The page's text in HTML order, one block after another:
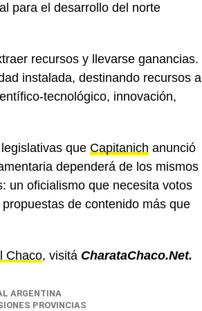
para el desarrollo del norte
recursos y llevarse ganancias.
instalada, destinando recursos a
tecnológico, innovación,
que Capitanich anunció
dependerá de los mismos
un oficialismo que necesita votos
de contenido más que
Chaco, visitá CharataChaco.Net.
ARGENTINA
PROVINCIAS